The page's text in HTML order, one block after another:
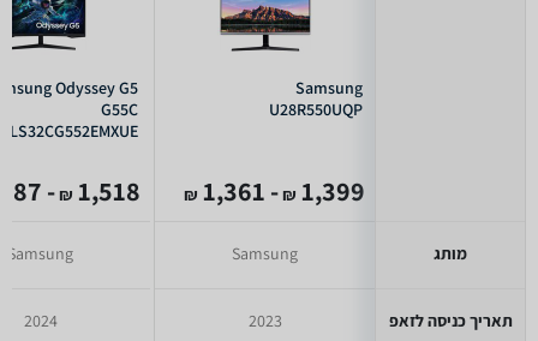
מותג
תאריך כניסה לזאפ
Samsung
U28R550UQP
1,399
₪
- 1,361
₪
Samsung
2023
Odyssey G5
G55C
LS32CG552EMXUE
1,518
₪
- 987
Samsung
2024